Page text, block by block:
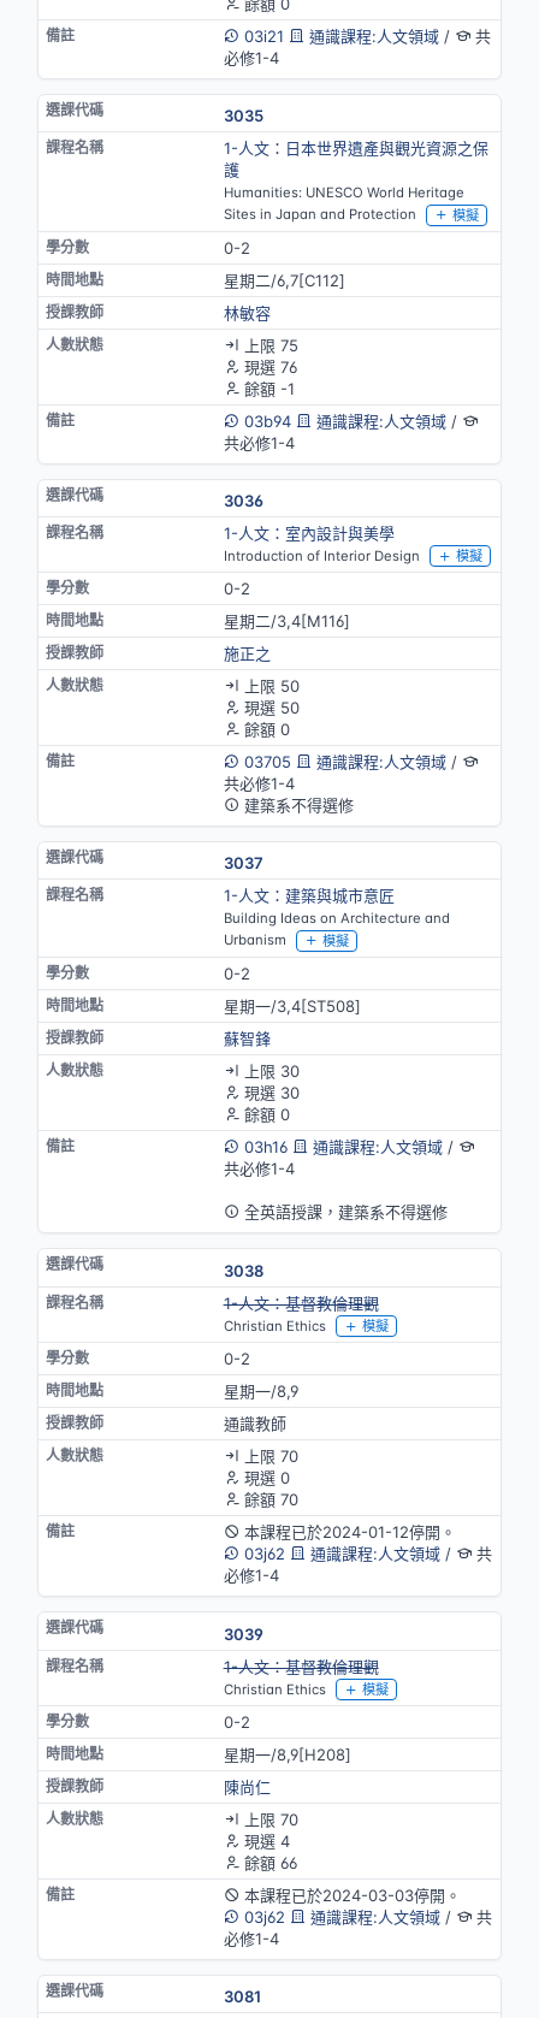
餘額 0
03i21
通識課程:人文領域/
共
必修1-4
3035
1-人文：日本世界遺產與觀光資源之保
護
Humanities: UNESCO World Heritage
Sites in Japan and Protection
模擬
0-2
星期二/6,7[C112]
林敏容
上限 75
現選 76
餘額 -1
03b94
通識課程:人文領域/
共必修1-4
3036
1-人文：室內設計與美學
Introduction of Interior Design 模擬
0-2
星期二/3,4[M116]
施正之
上限 50
現選 50
餘額 0
03705
通識課程:人文領域/
共必修1-4
建築系不得選修
3037
1-人文：建築與城市意匠
Building Ideas on Architecture and
Urbanism
模擬
0-2
星期一/3,4[ST508]
蘇智鋒
上限 30
現選 30
餘額 0
03h16
通識課程:人文領域/
共必修1-4
全英語授課，建築系不得選修
3038
1-人文：基督教倫理觀
Christian Ethics 模擬
0-2
星期一/8,9
通識教師
上限 70
現選 0
餘額 70
本課程已於2024-01-12停開。
03j62
通識課程:人文領域/
共
必修1-4
3039
1-人文：基督教倫理觀
Christian Ethics 模擬
0-2
星期一/8,9[H208]
陳尚仁
上限 70
現選 4
餘額 66
本課程已於2024-03-03停開。
03j62
通識課程:人文領域/
共
必修1-4
3081